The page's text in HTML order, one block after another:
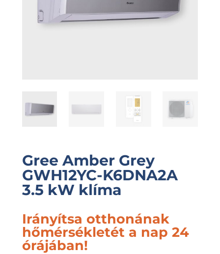
Gree Amber Grey
GWH12YC-K6DNA2A
3.5 kW klíma
Irányítsa otthonának
hőmérsékletét a nap 24
órájában!